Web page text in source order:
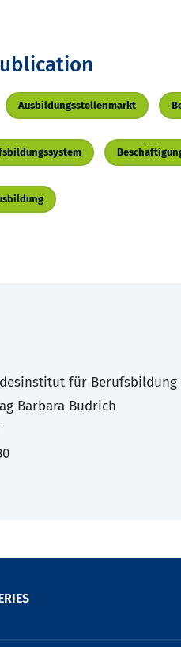
Ausbildungsstellenmarkt
für Berufsbildung
Barbara Budrich